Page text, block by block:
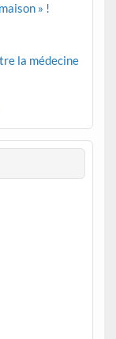
» !
la médecine